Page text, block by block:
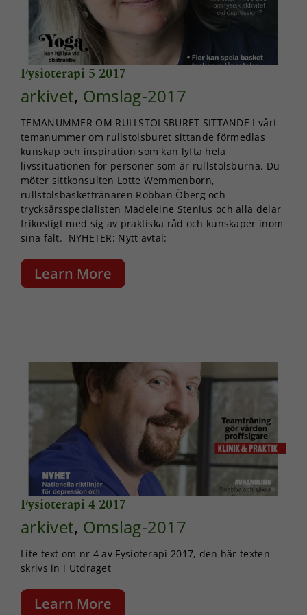
Fysioterapi 5 2017
arkivet, Omslag-2017
TEMANUMMER OM RULLSTOLSBURET SITTANDE I vårt
temanummer om rullstolsburet sittande förmedlas
kunskap och inspiration som kan lyfta hela
livssituationen för personer som är rullstolsburna. Du
möter sittkonsulten Lotte Wemmenborn,
rullstolsbaskettränaren Robban Öberg och
trycksårsspecialisten Madeleine Stenius och alla delar
frikostigt med sig av praktiska råd och kunskaper inom
sina fält. NYHETER: Nytt avtal:
Learn More
Fysioterapi 4 2017
arkivet, Omslag-2017
Lite text om nr 4 av Fysioterapi 2017, den här texten
skrivs in i Utdraget
Learn More